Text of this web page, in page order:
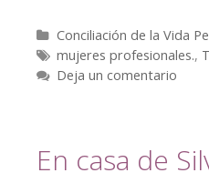
Conciliación de la Vida
mujeres profesionales.,
Deja un comentario
En casa de